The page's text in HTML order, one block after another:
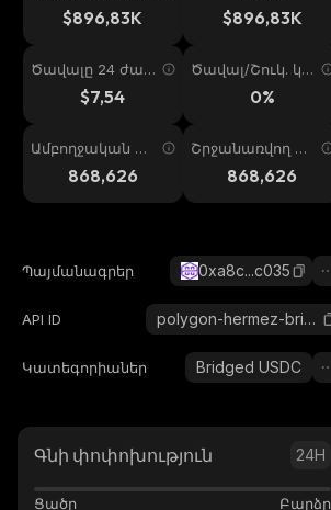
ալիզացիա
$896,83K $896,83K
Ծավալը 24 ժամ
$7,54
Ծավալ/Շուկ. կա
0%
Ամբողջական առ
աջարկ868,626
Շրջանառվող առ
աջարկ868,626
Պայմանագրեր 0xa8c...c035
API ID polygon-hermez-bridged-usdc-polygon-zkevm
Կատեգորիաներ Bridged USDC
Գնի փոփոխություն 24H
Ցածր Բարձր